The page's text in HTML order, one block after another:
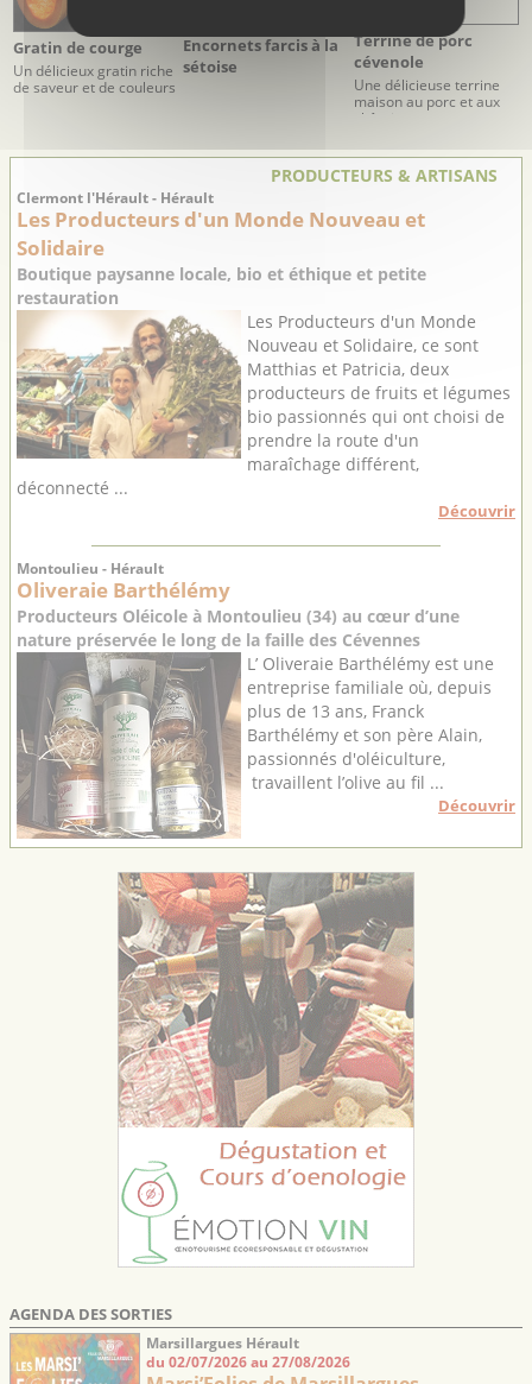
Gratin de courge
Un délicieux gratin riche
de saveur et de couleurs
Encornets farcis à la
sétoise
Terrine de porc
cévenole
Une délicieuse terrine
maison au porc et aux
châtaignes
PRODUCTEURS & ARTISANS
Clermont l'Hérault - Hérault
Les Producteurs d'un Monde Nouveau et
Solidaire
Boutique paysanne locale, bio et éthique et petite
restauration
Les Producteurs d'un Monde
Nouveau et Solidaire, ce sont
Matthias et Patricia, deux
producteurs de fruits et légumes
bio passionnés qui ont choisi de
prendre la route d'un
maraîchage différent,
déconnecté ...
Découvrir
Montoulieu - Hérault
Oliveraie Barthélémy
Producteurs Oléicole à Montoulieu (34) au cœur d’une
nature préservée le long de la faille des Cévennes
L’ Oliveraie Barthélémy est une
entreprise familiale où, depuis
plus de 13 ans, Franck
Barthélémy et son père Alain,
passionnés d'oléiculture,
travaillent l’olive au fil ...
Découvrir
AGENDA DES SORTIES
Marsillargues Hérault
du 02/07/2026 au 27/08/2026